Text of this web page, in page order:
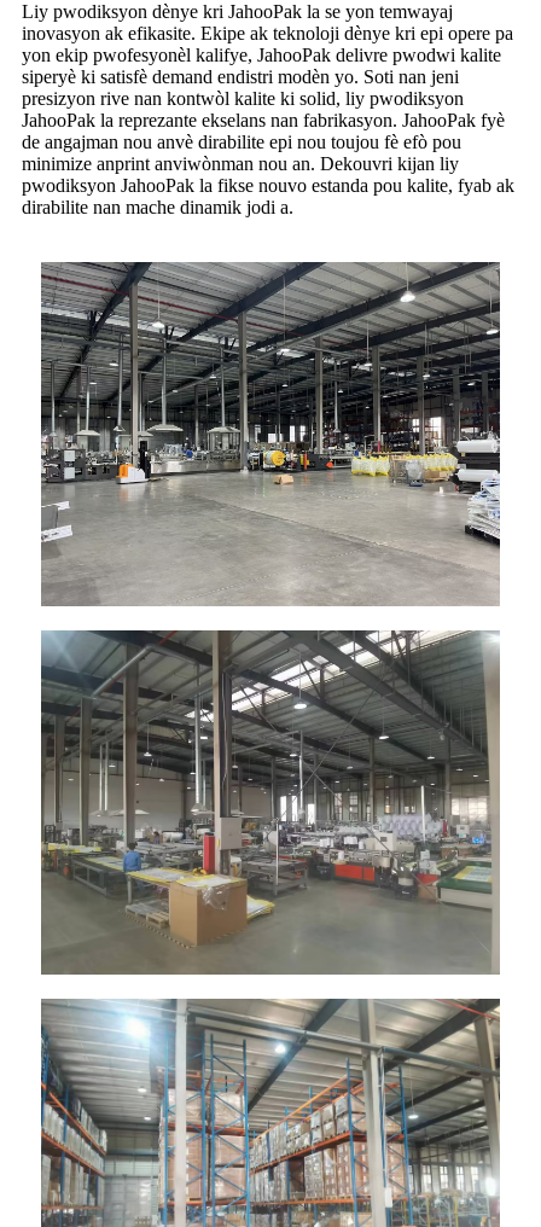
Liy pwodiksyon dènye kri JahooPak la se yon temwayaj
inovasyon ak efikasite. Ekipe ak teknoloji dènye kri epi opere pa
yon ekip pwofesyonèl kalifye, JahooPak delivre pwodwi kalite
siperyè ki satisfè demand endistri modèn yo. Soti nan jeni
presizyon rive nan kontwòl kalite ki solid, liy pwodiksyon
JahooPak la reprezante ekselans nan fabrikasyon. JahooPak fyè
de angajman nou anvè dirabilite epi nou toujou fè efò pou
minimize anprint anviwònman nou an. Dekouvri kijan liy
pwodiksyon JahooPak la fikse nouvo estanda pou kalite, fyab ak
dirabilite nan mache dinamik jodi a.